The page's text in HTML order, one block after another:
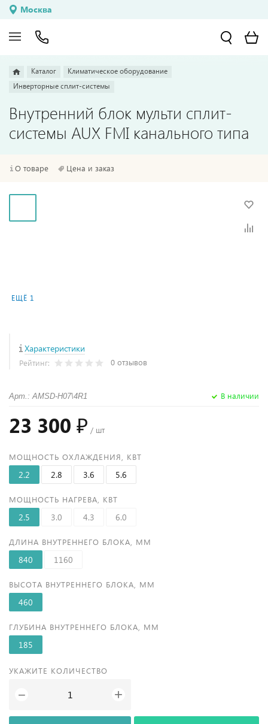
Москва
Каталог
Климатическое оборудование
Инверторные сплит-системы
Внутренний блок мульти сплит-
системы AUX FMI канального типа
О товаре Цена и заказ
ЕЩЁ 1
Характеристики
Рейтинг: 0 отзывов
Арт.: AMSD-H07\4R1 В наличии
23 300 ₽ / шт
МОЩНОСТЬ ОХЛАЖДЕНИЯ, КВТ
2.2 2.8 3.6 5.6
МОЩНОСТЬ НАГРЕВА, КВТ
2.5 3.0 4.3 6.0
ДЛИНА ВНУТРЕННЕГО БЛОКА, ММ
840 1160
ВЫСОТА ВНУТРЕННЕГО БЛОКА, ММ
460
ГЛУБИНА ВНУТРЕННЕГО БЛОКА, ММ
185
УКАЖИТЕ КОЛИЧЕСТВО
− +